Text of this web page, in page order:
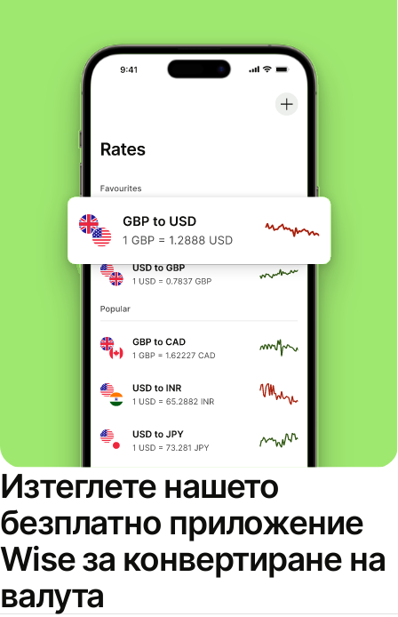
Изтеглете нашето
безплатно приложение
Wise за конвертиране на
валута